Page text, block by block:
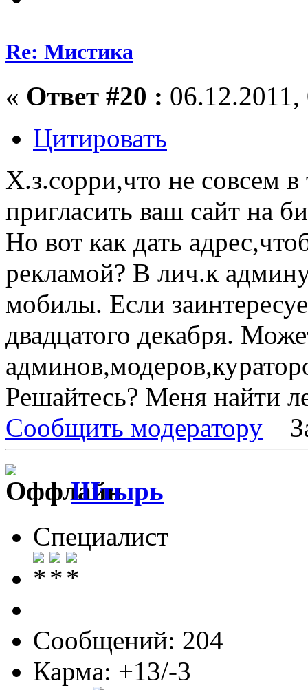
Re: Мистика
« Ответ #20 :
Цитировать
Х.з.сорри,что не совсем
пригласить ваш сайт на
Но вот как дать
рекламой? В лич.к
мобилы. Если
двадцатого декабря.
Решайтесь? Меня найти
Сообщить модератору
Штырь
Специалист
Сообщений: 204
Карма: +13/-3